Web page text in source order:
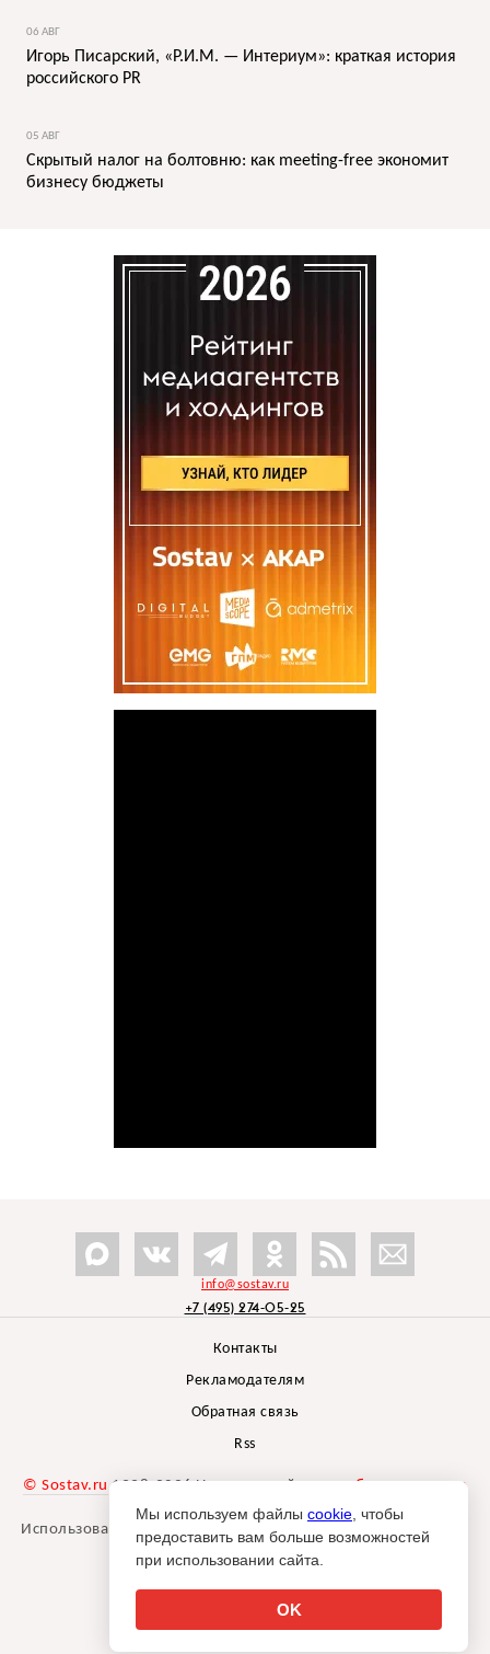
06 АВГ
Игорь Писарский, «Р.И.М. — Интериум»: краткая история
российского PR
05 АВГ
Скрытый налог на болтовню: как meeting-free экономит
бизнесу бюджеты
info@sostav.ru
+7 (495) 274-05-25
Контакты
Рекламодателям
Обратная связь
Rss
© Sostav.ru 1998-2026 Независимый проектбрендингового
агентства Depot
Использование материалов Sostav.ru допустимо только при
указании источника.
Мы используем файлы cookie , чтобы
предоставить вам больше возможностей
при использовании сайта.
OK